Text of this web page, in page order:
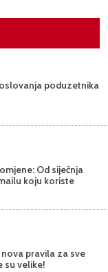
poduzetnika
Od siječnja
koju koriste
nova pravila za sve
su velike!